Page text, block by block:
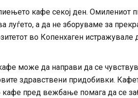
кафе секој ден. Омилениот
луѓето, а да не зборуваме за
во Копенхаген
може да направи да се
здравствени придобивки.
кафе пред вежбање помага да се